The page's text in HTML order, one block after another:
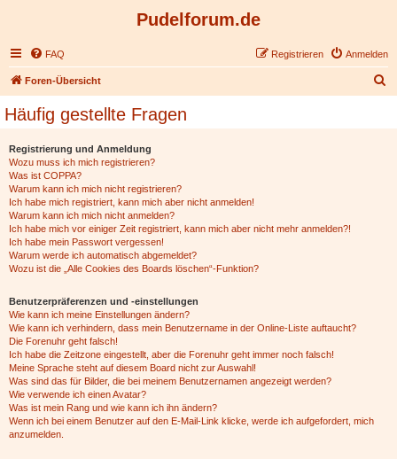
Pudelforum.de
FAQ Anmelden
Registrieren
Foren-Übersicht
Häufig gestellte Fragen
Registrierung und Anmeldung
Wozu muss ich mich registrieren?
Was ist COPPA?
Warum kann ich mich nicht registrieren?
Ich habe mich registriert, kann mich aber nicht anmelden!
Warum kann ich mich nicht anmelden?
Ich habe mich vor einiger Zeit registriert, kann mich aber nicht mehr anmelden?!
Ich habe mein Passwort vergessen!
Warum werde ich automatisch abgemeldet?
Wozu ist die „Alle Cookies des Boards löschen“-Funktion?
Benutzerpräferenzen und -einstellungen
Wie kann ich meine Einstellungen ändern?
Wie kann ich verhindern, dass mein Benutzername in der Online-Liste auftaucht?
Die Forenuhr geht falsch!
Ich habe die Zeitzone eingestellt, aber die Forenuhr geht immer noch falsch!
Meine Sprache steht auf diesem Board nicht zur Auswahl!
Was sind das für Bilder, die bei meinem Benutzernamen angezeigt werden?
Wie verwende ich einen Avatar?
Was ist mein Rang und wie kann ich ihn ändern?
Wenn ich bei einem Benutzer auf den E-Mail-Link klicke, werde ich aufgefordert, mich
anzumelden.